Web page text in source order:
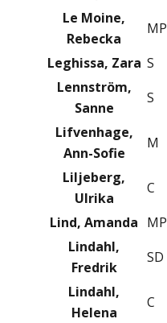
Le Moine,
Rebecka
MP
Leghissa, Zara S
Lennström,
Sanne
S
Lifvenhage,
Ann-Sofie
M
Liljeberg,
Ulrika
C
Lind, Amanda MP
Lindahl,
Fredrik
SD
Lindahl,
Helena
C